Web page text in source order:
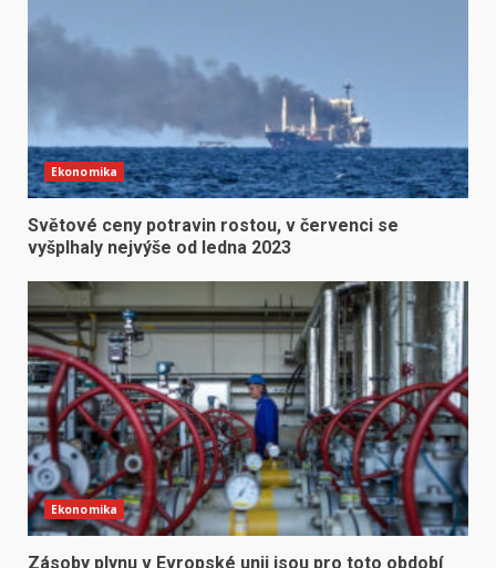
Ekonomika
Světové ceny potravin rostou, v červenci se
vyšplhaly nejvýše od ledna 2023
Ekonomika
Zásoby plynu v Evropské unii jsou pro toto období